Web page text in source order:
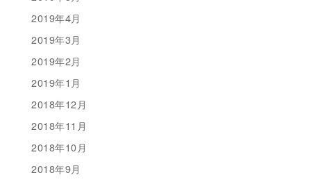
2019年4月
2019年3月
2019年2月
2019年1月
2018年12月
2018年11月
2018年10月
2018年9月